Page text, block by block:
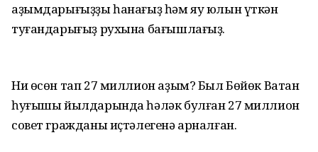
аҙымдарығыҙҙы һанағыҙ һәм яу юлын үткән
туғандарығыҙ рухына бағышлағыҙ.
Ни өсөн тап 27 миллион аҙым? Был Бөйөк Ватан
һуғышы йылдарында һәләк булған 27 миллион
совет гражданы иҫтәлегенә арналған.